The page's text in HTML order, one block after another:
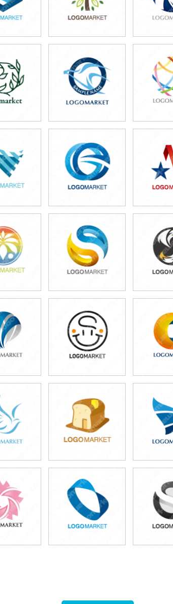
円
円)
49,800円
(税込54,780円) (税込
円
円)
49,800円
(税込54,780円) (税込
円
円)
49,800円
(税込54,780円) (税込
円
円)
49,800円
(税込54,780円) (税込
円
円)
49,800円
(税込54,780円) (税込
円
円)
49,800円
(税込54,780円) (税込